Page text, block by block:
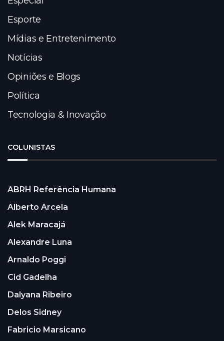
Esporte
Mídias e Entretenimento
Notícias
Opiniões e Blogs
Política
Tecnologia & Inovação
COLUNISTAS
ABRH Referência Humana
Alberto Arcela
Alek Maracajá
Alexandre Luna
Arnaldo Poggi
Cid Gadelha
Dalyana Ribeiro
Delos Sidney
Fabricio Marsicano